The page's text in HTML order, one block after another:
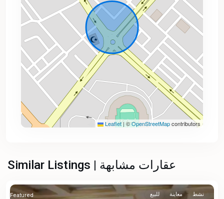
Leaflet|©OpenStreetMapcontributors
Similar Listings | عقارات مشابهة
للبيع معاينة نشط Featured